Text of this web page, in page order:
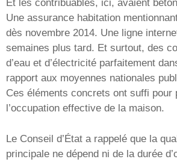
Et les contribuables, ici, avaient
Une assurance habitation
dès novembre 2014. Une ligne
semaines plus tard. Et surtout, des
d’eau et d’électricité parfaitement
rapport aux moyennes nationales
Ces éléments concrets ont suffi pour
l’occupation effective de la maison.
Le Conseil d’État a rappelé que la
principale ne dépend ni de la durée